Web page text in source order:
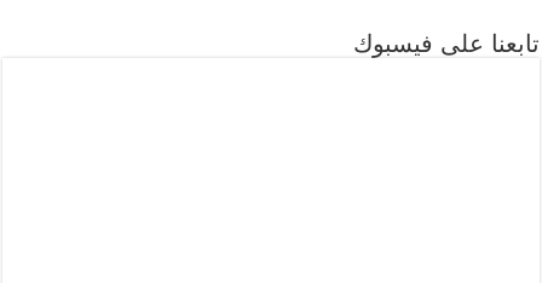
تابعنا على فيسبوك